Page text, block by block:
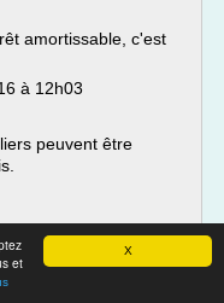
X
et
amortissable, c'est
à 12h03
peuvent être